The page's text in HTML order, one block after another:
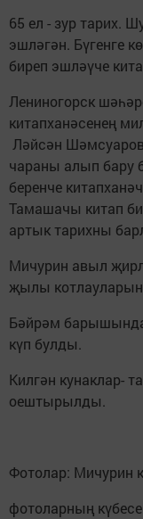
65 ел - зур тарих.
эшләгән. Бүгенге
биреп эшләүче
Лениногорск
китапханәсенең
Ләйсән
чараны алып бару
беренче
Тамашачы китап
артык тарихны
Мичурин авыл
җылы
Бәйрәм
күп булды.
Килгән кунаклар-
оештырылды.
Фотолар: Мичурин
фотоларның